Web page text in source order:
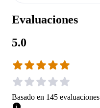
Evaluaciones
5.0
Basado en 145 evaluaciones